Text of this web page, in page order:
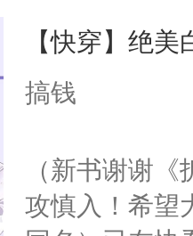
来，给老公
用力——为你
【快穿】绝
搞钱
（新书谢谢
攻慎入！希望